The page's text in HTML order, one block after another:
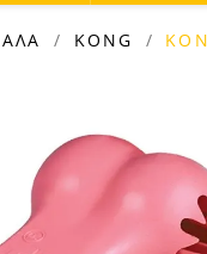
KONG